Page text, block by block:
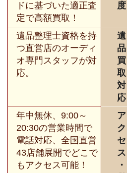
ドに基づいた適正査
定で高額買取！
度
遺品整理士資格を持
つ直営店のオーディ
オ専門スタッフが対
応。
遺
品
買
取
対
応
年中無休、9:00～
20:30の営業時間で
電話対応、全国直営
43店舗展開でどこで
もアクセス可能！
ア
ク
セ
ス
・